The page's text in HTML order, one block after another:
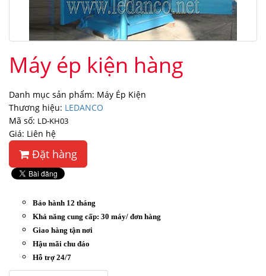
Máy ép kiện hàng
Danh mục sản phẩm: Máy Ép Kiện
Thương hiệu: LEDANCO
Mã số: LD-KH03
Giá: Liên hệ
Đặt hàng
Bảo hành 12 tháng
Khả năng cung cấp: 30 máy/ đơn hàng
Giao hàng tận nơi
Hậu mãi chu đáo
Hỗ trợ 24/7